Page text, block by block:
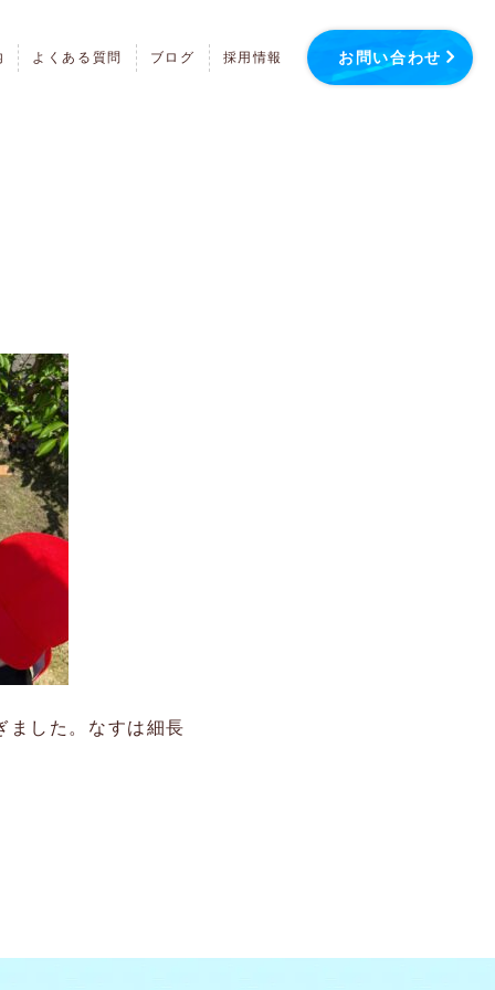
よくある質問 ブログ 採用情報 お問い合わせ
ました。なすは細長